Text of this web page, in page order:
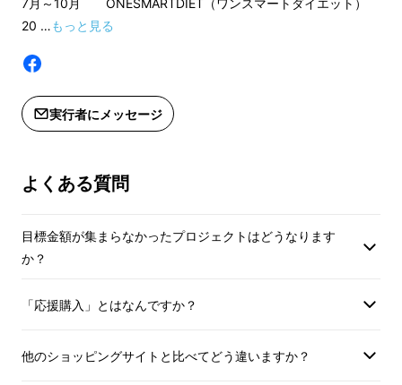
2色で展開 いたします。今後、本格的な量産に
グラムを実行します。リズムゲームシステムを
ウォーキングができるようサポートしてくれま
20 …もっと見る
実行者にメッセージ
よくある質問
目標金額が集まらなかったプロジェクトはどうなります
か？
「応援購入」とはなんですか？
他のショッピングサイトと比べてどう違いますか？